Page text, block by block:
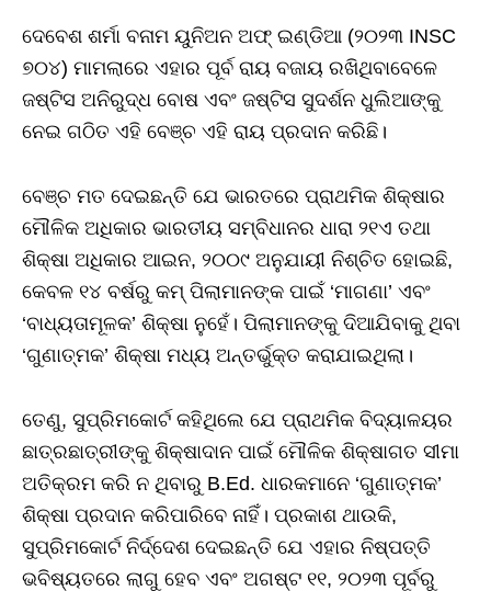
ଦେବେଶ ଶର୍ମା ବନାମ ୟୁନିଅନ ଅଫ୍ ଇଣ୍ଡିଆ (୨୦୨୩ INSC
୭୦୪) ମାମଲାରେ ଏହାର ପୂର୍ବ ରାୟ ବଜାୟ ରଖିଥିବାବେଳେ
ଜଷ୍ଟିସ ଅନିରୁଦ୍ଧ ବୋଷ ଏବଂ ଜଷ୍ଟିସ ସୁଦର୍ଶନ ଧୁଲିଆଙ୍କୁ
ନେଇ ଗଠିତ ଏହି ବେଞ୍ଚ ଏହି ରାୟ ପ୍ରଦାନ କରିଛି।
ବେଞ୍ଚ ମତ ଦେଇଛନ୍ତି ଯେ ଭାରତରେ ପ୍ରାଥମିକ ଶିକ୍ଷାର
ମୌଳିକ ଅଧିକାର ଭାରତୀୟ ସମ୍ବିଧାନର ଧାରା ୨୧ଏ ତଥା
ଶିକ୍ଷା ଅଧିକାର ଆଇନ, ୨୦୦୯ ଅନୁଯାୟୀ ନିଶ୍ଚିତ ହୋଇଛି,
କେବଳ ୧୪ ବର୍ଷରୁ କମ୍ ପିଲାମାନଙ୍କ ପାଇଁ ‘ମାଗଣା’ ଏବଂ
‘ବାଧ୍ୟତାମୂଳକ’ ଶିକ୍ଷା ନୁହେଁ। ପିଲାମାନଙ୍କୁ ଦିଆଯିବାକୁ ଥିବା
‘ଗୁଣାତ୍ମକ’ ଶିକ୍ଷା ମଧ୍ୟ ଅନ୍ତର୍ଭୁକ୍ତ କରାଯାଇଥିଲା।
ତେଣୁ, ସୁପ୍ରିମକୋର୍ଟ କହିଥିଲେ ଯେ ପ୍ରାଥମିକ ବିଦ୍ୟାଳୟର
ଛାତ୍ରଛାତ୍ରୀଙ୍କୁ ଶିକ୍ଷାଦାନ ପାଇଁ ମୌଳିକ ଶିକ୍ଷାଗତ ସୀମା
ଅତିକ୍ରମ କରି ନ ଥିବାରୁ B.Ed. ଧାରକମାନେ ‘ଗୁଣାତ୍ମକ’
ଶିକ୍ଷା ପ୍ରଦାନ କରିପାରିବେ ନାହିଁ। ପ୍ରକାଶ ଥାଉକି,
ସୁପ୍ରିମକୋର୍ଟ ନିର୍ଦ୍ଦେଶ ଦେଇଛନ୍ତି ଯେ ଏହାର ନିଷ୍ପତ୍ତି
ଭବିଷ୍ୟତରେ ଲାଗୁ ହେବ ଏବଂ ଅଗଷ୍ଟ ୧୧, ୨୦୨୩ ପୂର୍ବରୁ